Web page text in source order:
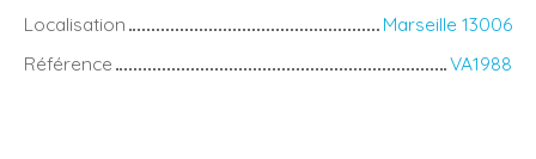
Localisation
Marseille 13006
Référence
VA1988